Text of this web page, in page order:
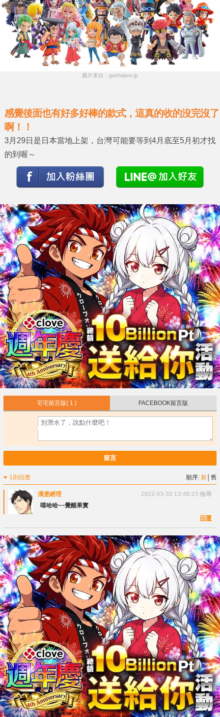
圖片來自：gashapon.jp
感覺後面也有好多好棒的款式，這真的收的沒完沒了
啊！！
3月29日是日本當地上架，台灣可能要等到4月底至5月初才找
的到喔～
宅宅留言版( 1 ) FACEBOOK留言版
留言
1則回應 順序:新 │舊
漢堡經理 2022-03-30 13:48:23 檢舉
嘻哈哈~~覺醒果實
回覆